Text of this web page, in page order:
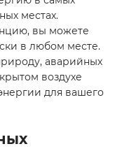
местах.
вы можете
в любом месте.
аварийных
воздухе
для вашего